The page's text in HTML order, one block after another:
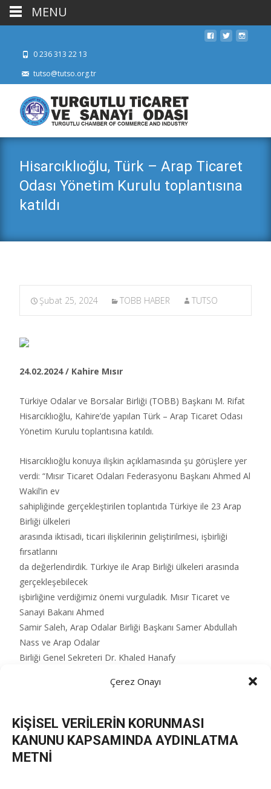
Çerez Onayı
KİŞİSEL VERİLERİN KORUNMASI
KANUNU KAPSAMINDA AYDINLATMA
METNİ
0 236 313 22 13
tutso@tutso.org.tr
Hisarcıklıoğlu, Türk – Arap Ticaret
Odası Yönetim Kurulu toplantısına
katıldı
Şubat 25, 2024 TOBB HABER TUTSO
24.02.2024 / Kahire Mısır
Türkiye Odalar ve Borsalar Birliği (TOBB) Başkanı M. Rifat
Hisarcıklıoğlu, Kahire’de yapılan Türk – Arap Ticaret Odası
Yönetim Kurulu toplantısına katıldı.​
Hisarcıklıoğlu konuya ilişkin açıklamasında şu görüşlere yer
verdi: “Mısır Ticaret Odaları Federasyonu Başkanı Ahmed Al
Wakil’in ev
sahipliğinde gerçekleştirilen toplantıda Türkiye ile 23 Arap
Birliği ülkeleri
arasında iktisadi, ticari ilişkilerinin geliştirilmesi, işbirliği
fırsatlarını
da değerlendirdik. Türkiye ile Arap Birliği ülkeleri arasında
gerçekleşebilecek
işbirliğine verdiğimiz önemi vurguladık. Mısır Ticaret ve
Sanayi Bakanı Ahmed
Samir Saleh, Arap Odalar Birliği Başkanı Samer Abdullah
Nass ve Arap Odalar
Birliği Genel Sekreteri Dr. Khaled Hanafy
Post Views: 276
MENU